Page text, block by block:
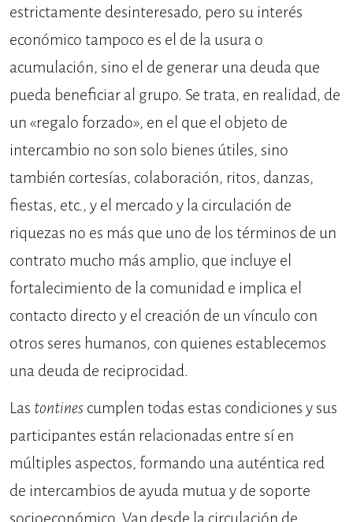
estrictamente desinteresado, pero su interés
económico tampoco es el de la usura o
acumulación, sino el de generar una deuda que
pueda beneficiar al grupo. Se trata, en realidad, de
un «regalo forzado», en el que el objeto de
intercambio no son solo bienes útiles, sino
también cortesías, colaboración, ritos, danzas,
fiestas, etc., y el mercado y la circulación de
riquezas no es más que uno de los términos de un
contrato mucho más amplio, que incluye el
fortalecimiento de la comunidad e implica el
contacto directo y el creación de un vínculo con
otros seres humanos, con quienes establecemos
una deuda de reciprocidad.
Las tontinescumplen todas estas condiciones y sus
participantes están relacionadas entre sí en
múltiples aspectos, formando una auténtica red
de intercambios de ayuda mutua y de soporte